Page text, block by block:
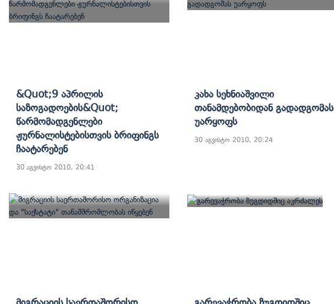
&quot;9 Აპრილის
Საზოგადოების&quot;
Წარმომადგენლები
Ჟურნალისტებისთვის Ბრიფინგს
Ჩაატარებენ
30 აგვისტო 2010, 20:41
Კახა Სეხნიაშვილი
Თანამდებობიდან Გადადგომას
Უარყოფს
30 აგვისტო 2010, 20:24